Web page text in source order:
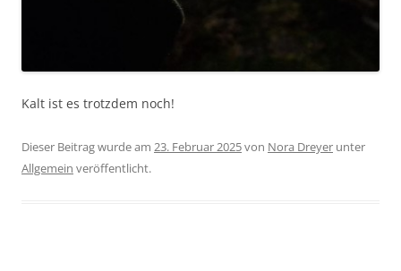
Kalt ist es trotzdem noch!
Dieser Beitrag wurde am 23. Februar 2025von Nora Dreyer unter
Allgemein veröffentlicht.